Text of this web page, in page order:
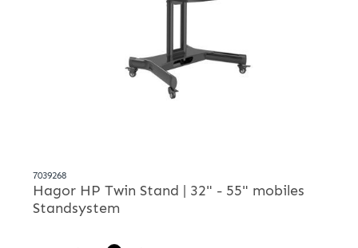
7039268
Hagor HP Twin Stand | 32" - 55" mobiles
Standsystem